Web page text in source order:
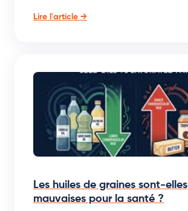
Lire l'article →
Les huiles de graines sont-elles
mauvaises pour la santé ?